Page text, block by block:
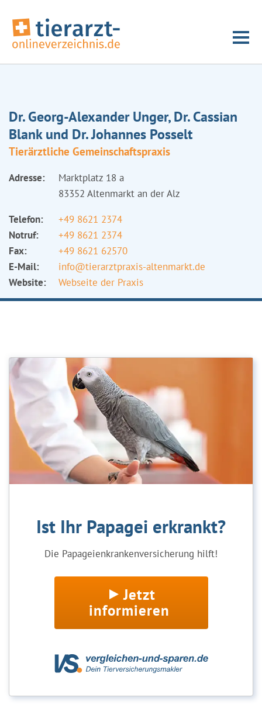
Dr. Georg-Alexander Unger, Dr. Cassian
Blank und Dr. Johannes Posselt
Tierärztliche Gemeinschaftspraxis
Adresse:
Marktplatz 18 a
83352 Altenmarkt an der Alz
Telefon:
+49 8621 2374
Notruf:
+49 8621 2374
Fax:
+49 8621 62570
E-Mail:
info@tierarztpraxis-altenmarkt.de
Website:
Webseite der Praxis
Ist Ihr Papagei erkrankt?
Die Papageienkrankenversicherung hilft!
Jetzt
informieren